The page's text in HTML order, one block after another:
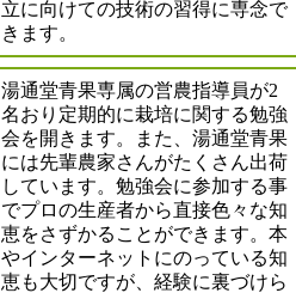
立に向けての技術の習得に専念で
きます。
湯通堂青果専属の営農指導員が2
名おり定期的に栽培に関する勉強
会を開きます。また、湯通堂青果
には先輩農家さんがたくさん出荷
しています。勉強会に参加する事
でプロの生産者から直接色々な知
恵をさずかることができます。本
やインターネットにのっている知
恵も大切ですが、経験に裏づけら